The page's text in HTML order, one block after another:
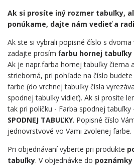
Ak si prosíte iný rozmer tabuľky,
ponúkame, dajte nám vedieť a
Ak ste si vybrali popisné číslo s
zadajte prosím farbu hornej
Ak je napr.farba hornej tabuľky čierna
strieborná, pri pohľade na číslo
farbe (do vrchnej tabuľky čísla
spodnej tabuľky vidieť). Ak si prosíte
tak pri políčku - Farba spodnej tabuľky
SPODNEJ TABUĽKY. Popisné číslo
jednovrstvové vo Vami
Pri objednávaní vyberte pri produkte
tabuľky. V objednávke do poznámky